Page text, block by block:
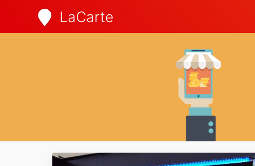
LaCarte